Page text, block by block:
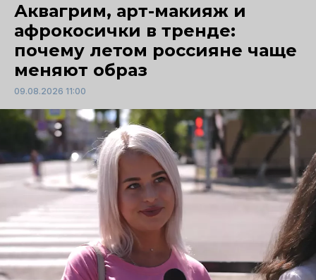
Аквагрим, арт-макияж и
афрокосички в тренде:
почему летом россияне чаще
меняют образ
09.08.2026 11:00